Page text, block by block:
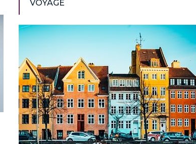
VOYAGE